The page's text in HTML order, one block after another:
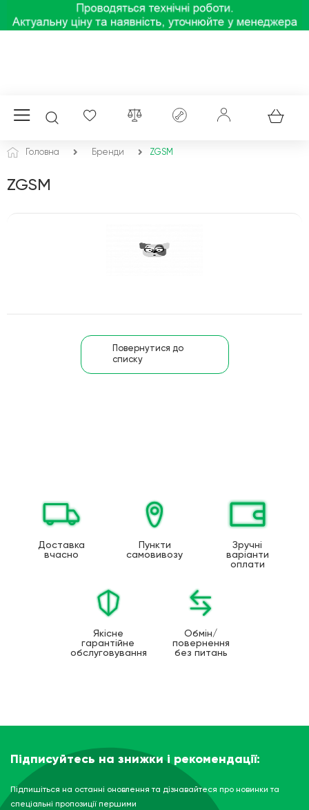
Головна Бренди ZGSM
ZGSM
Повернутися до
списку
Доставка
вчасно
Пункти
самовивозу
Зручні
варіанти
оплати
Якісне
гарантійне
обслуговування
Обмін/
повернення
без питань
Підписуйтесь на знижки і рекомендації:
Підпишіться на останні оновлення та дізнавайтеся про новинки та
спеціальні пропозиції першими